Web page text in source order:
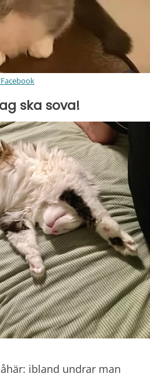
ska sova!
ibland undrar man